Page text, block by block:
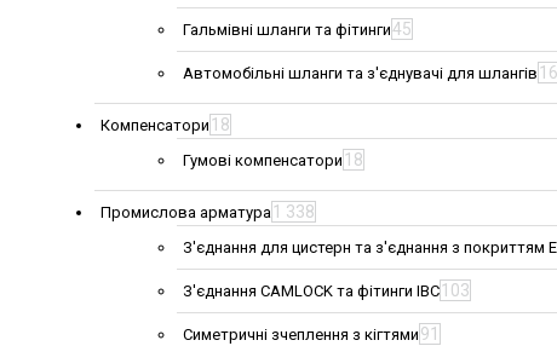
Гальмівні шланги та фітинги45
Автомобільні шланги та з'єднувачі для шлангів 16
Компенсатори 18
Гумові компенсатори 18
Промислова арматура 1 338
З'єднання для цистерн та з'єднання з покриттям
З'єднання CAMLOCK та фітинги IBC 103
Симетричні зчеплення з кігтями 91